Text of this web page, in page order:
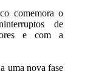
comemora o
de
e com a
uma nova fase